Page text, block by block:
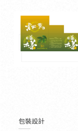
包裝設計